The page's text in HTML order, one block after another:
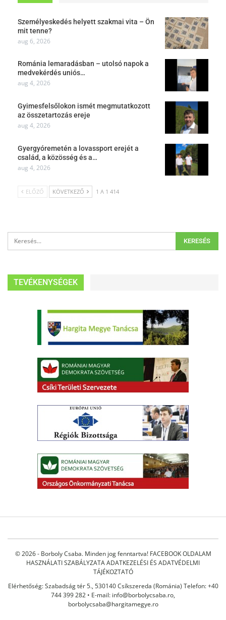
Személyeskedés helyett szakmai vita – Ön
mit tenne?
aug 6, 2026
Románia lemaradásban – utolsó napok a
medvekérdés uniós…
aug 4, 2026
Gyimesfelsőlokon ismét megmutatkozott
az összetartozás ereje
aug 4, 2026
Gyergyóremetén a lovassport erejét a
család, a közösség és a…
aug 4, 2026
ELŐZŐ KÖVETKEZŐ 1 A 1 414
TEVÉKENYSÉGEK
© 2026 - Borboly Csaba. Minden jog fenntartva! FACEBOOK OLDALAM
HASZNÁLATI SZABÁLYZATAADATKEZELÉSI ÉS ADATVÉDELMI
TÁJÉKOZTATÓ
Elérhetőség: Szabadság tér 5., 530140 Csíkszereda (Románia) Telefon: +40
744 399 282 • E-mail: info@borbolycsaba.ro,
borbolycsaba@hargitamegye.ro